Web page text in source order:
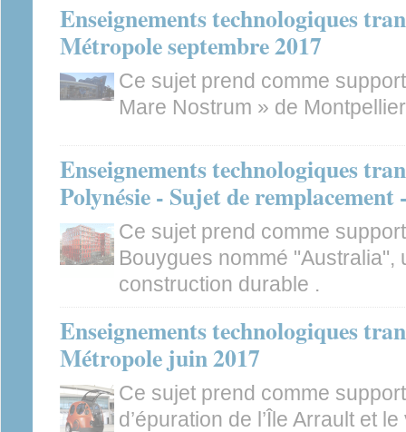
Enseignements technologiques
Métropole septembre 2017
Ce sujet prend comme
Mare Nostrum » de
Enseignements technologiques
Polynésie - Sujet de remplacement
Ce sujet prend comme
Bouygues nommé "Australia",
construction durable .
Enseignements technologiques
Métropole juin 2017
Ce sujet prend comme
d’épuration de l’Île Arrault et